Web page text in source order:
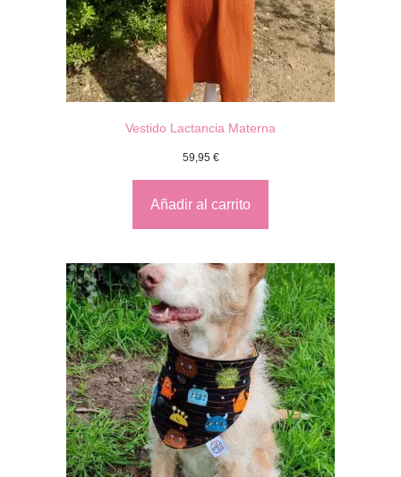
Vestido Lactancia Materna
59,95 €
Añadir al carrito